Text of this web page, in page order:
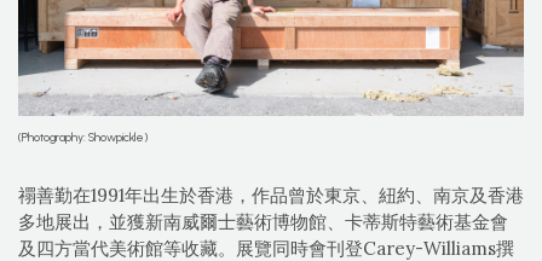
(Photography: Showpickle)
禤善勤在1991年出生於香港，作品曾於東京、紐約、南京及香港
多地展出，並獲新南威爾士藝術博物館、卡蒂斯特藝術基金會
及四方當代美術館等收藏。展覽同時會刊登Carey-Williams撰